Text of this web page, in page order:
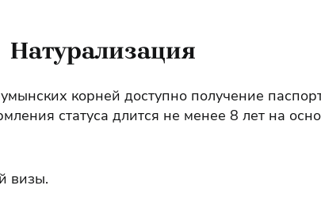
Натурализация
корней доступно получение
статуса длится не менее 8 лет на
визы.